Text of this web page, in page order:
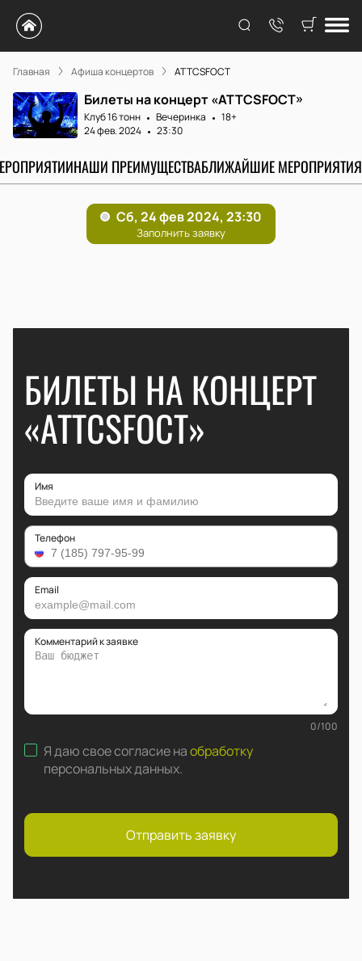
Главная Афиша концертов ATTCSFOCT
Билеты на концерт «ATTCSFOCT»
Клуб 16 тонн Вечеринка
18+
24 фев. 2024
23:30
НАШИ ПРЕИМУЩЕСТВАБЛИЖАЙШИЕ МЕРОПРИЯТИЯ
БИЛЕТЫ НА КОНЦЕРТ
«ATTCSFOCT»
Имя
Телефон
Email
Комментарий к заявке
0/100
Я даю свое согласие наобработку
персональных данных.
Отправить заявку